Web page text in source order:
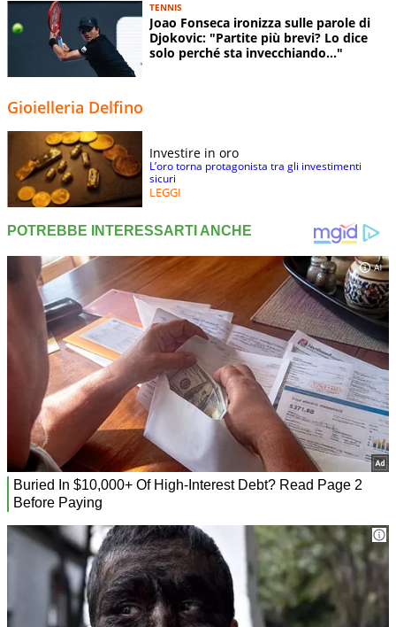
TENNIS
Joao Fonseca ironizza sulle parole di
Djokovic: "Partite più brevi? Lo dice
solo perché sta invecchiando..."
Gioielleria Delfino
Investire in oro
L’oro torna protagonista tra gli investimenti
sicuri
LEGGI